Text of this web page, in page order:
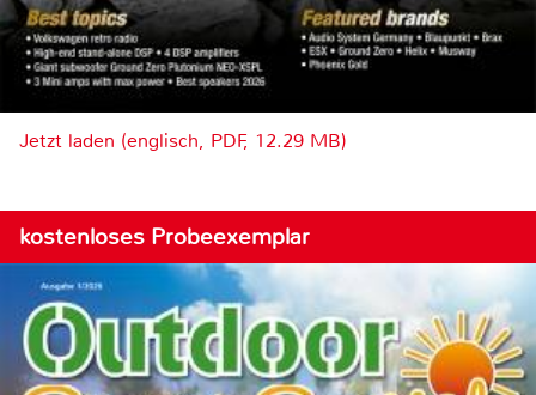
Jetzt laden (englisch, PDF, 12.29 MB)
kostenloses Probeexemplar